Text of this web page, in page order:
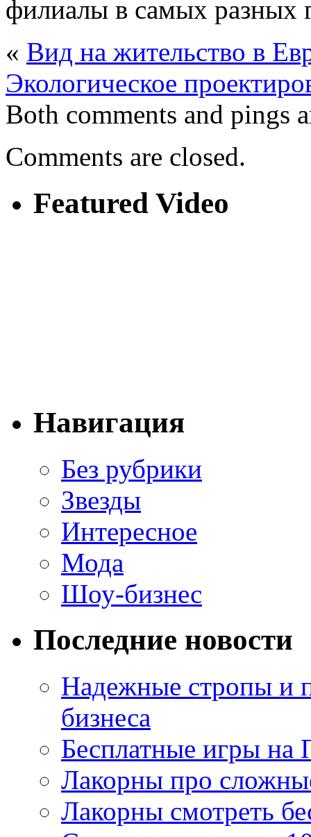
филиалы в самых разных
« Вид на жительство в
Экологическое
Both comments and pings
Comments are closed.
Featured Video
Навигация
Без рубрики
Звезды
Интересное
Мода
Шоу-бизнес
Последние новости
Надежные стропы и
бизнеса
Бесплатные игры на
Лакорны про
Лакорны смотреть